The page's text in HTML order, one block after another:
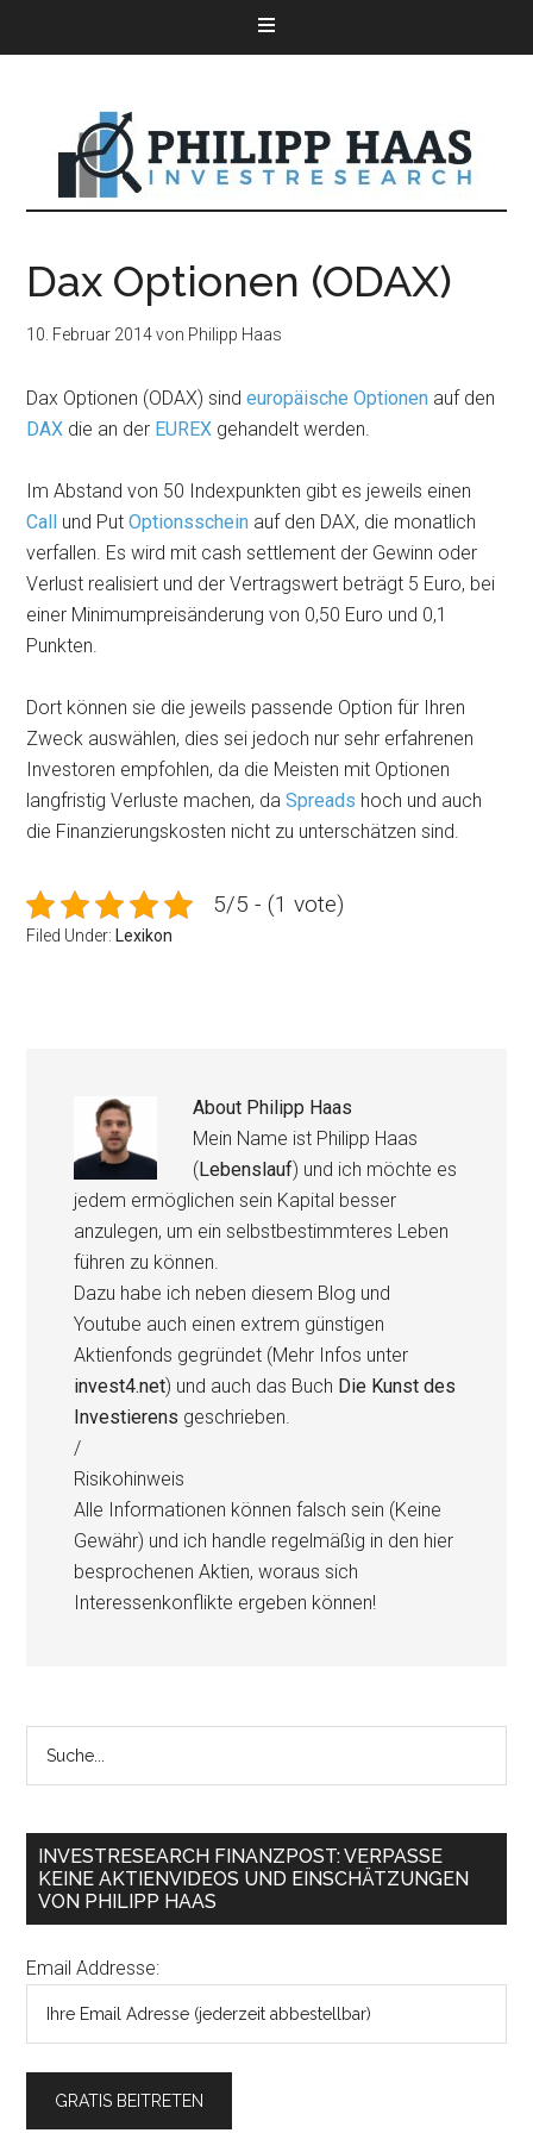
Dax Optionen (ODAX)
10. Februar 2014von Philipp Haas
Dax Optionen (ODAX) sindeuropäische Optionen auf den
DAX die an der EUREX gehandelt werden.
Im Abstand von 50 Indexpunkten gibt es jeweils einen
Call und PutOptionsschein auf den DAX, die monatlich
verfallen. Es wird mit cash settlement der Gewinn oder
Verlust realisiert und der Vertragswert beträgt 5 Euro, bei
einer Minimumpreisänderung von 0,50 Euro und 0,1
Punkten.
Dort können sie die jeweils passende Option für Ihren
Zweck auswählen, dies sei jedoch nur sehr erfahrenen
Investoren empfohlen, da die Meisten mit Optionen
langfristig Verluste machen, daSpreads hoch und auch
die Finanzierungskosten nicht zu unterschätzen sind.
5/5 - (1 vote)
Filed Under: Lexikon
About Philipp Haas
Mein Name ist Philipp Haas
(Lebenslauf) und ich möchte es
jedem ermöglichen sein Kapital besser
anzulegen, um ein selbstbestimmteres Leben
führen zu können.
Dazu habe ich neben diesem Blog und
Youtube auch einen extrem günstigen
Aktienfonds gegründet (Mehr Infos unter
invest4.net) und auch das Buch Die Kunst des
Investierens geschrieben.
/
Risikohinweis
Alle Informationen können falsch sein (Keine
Gewähr) und ich handle regelmäßig in den hier
besprochenen Aktien, woraus sich
Interessenkonflikte ergeben können!
INVESTRESEARCH FINANZPOST: VERPASSE
KEINE AKTIENVIDEOS UND EINSCHÄTZUNGEN
VON PHILIPP HAAS
Email Addresse: